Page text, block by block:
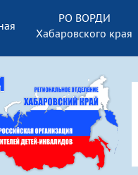
РО ВОРДИ
Хабаровского края